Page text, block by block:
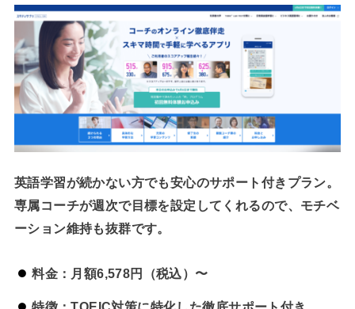
英語学習が続かない方でも安心のサポート付きプラン。
専属コーチが週次で目標を設定してくれるので、モチベ
ーション維持も抜群です。
料金：月額6,578円（税込）〜